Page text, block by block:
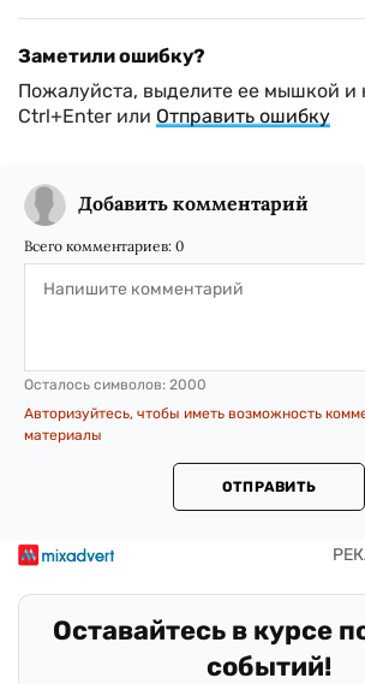
Заметили ошибку?
Пожалуйста, выделите ее мышкой и
Ctrl+Enter или Отправить ошибку
Добавить комментарий
Всего комментариев: 0
Осталось символов: 2000
Авторизуйтесь, чтобы иметь возможность
материалы
ОТПРАВИТЬ
Оставайтесь в курсе
событий!